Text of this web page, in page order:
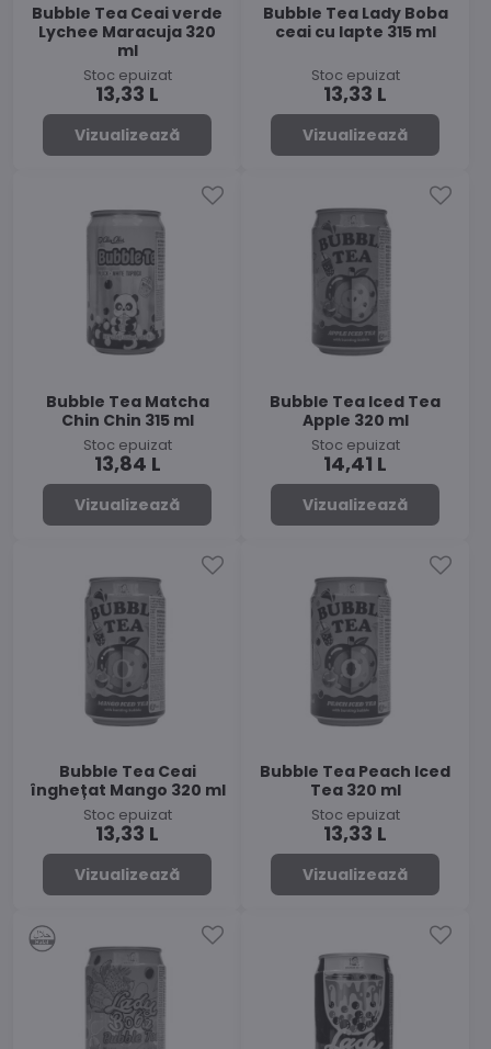
Bubble Tea Ceai verde
Lychee Maracuja 320
ml
Stoc epuizat
13,33 L
Vizualizează
Bubble Tea Lady Boba
ceai cu lapte 315 ml
Stoc epuizat
13,33 L
Vizualizează
Bubble Tea Matcha
Chin Chin 315 ml
Stoc epuizat
13,84 L
Vizualizează
Bubble Tea Iced Tea
Apple 320 ml
Stoc epuizat
14,41 L
Vizualizează
Bubble Tea Ceai
înghețat Mango 320 ml
Stoc epuizat
13,33 L
Vizualizează
Bubble Tea Peach Iced
Tea 320 ml
Stoc epuizat
13,33 L
Vizualizează